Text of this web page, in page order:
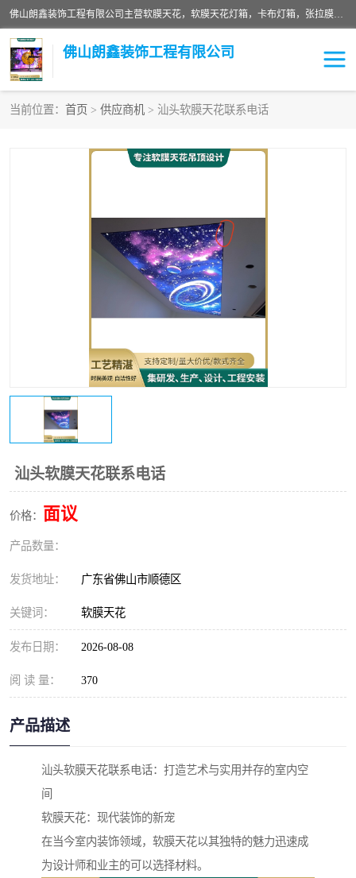
佛山朗鑫装饰工程有限公司主营软膜天花，软膜天花灯箱，卡布灯箱，张拉膜等产品，价格实惠，支持定制；公司专业装饰铺面，家居，会展特装，软膜等工程，技能精良人员，安装快、价格合理，质量保证、热诚与各方有识人士合作，欢迎新老客户来电咨询。
佛山朗鑫装饰工程有限公司
当前位置： 首页 > 供应商机 > 汕头软膜天花联系电话
汕头软膜天花联系电话
价格： 面议
产品数量：
发货地址： 广东省佛山市顺德区
关键词： 软膜天花
发布日期： 2026-08-08
阅 读 量： 370
产品描述
汕头软膜天花联系电话：打造艺术与实用并存的室内空
间
软膜天花：现代装饰的新宠
在当今室内装饰领域，软膜天花以其独特的魅力迅速成
为设计师和业主的可以选择材料。